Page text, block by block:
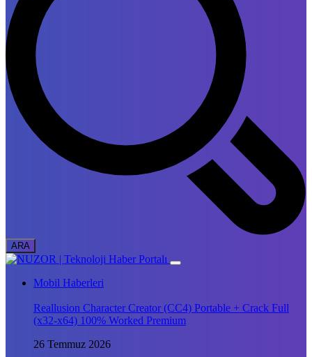
Mobil Haberleri
Reallusion Character Creator (CC4) Portable + Crack Full
(x32-x64) 100% Worked Premium
26 Temmuz 2026